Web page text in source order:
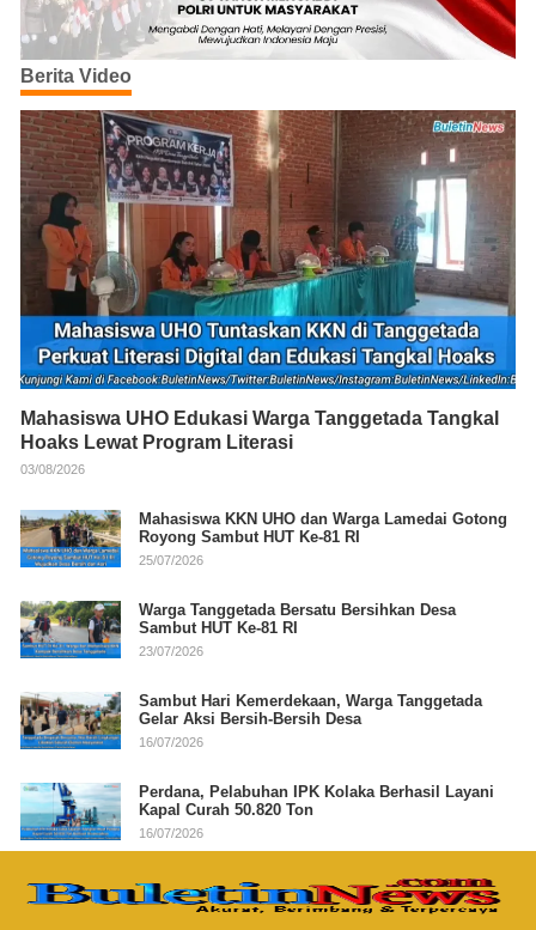
Berita Video
Mahasiswa UHO Edukasi Warga Tanggetada Tangkal
Hoaks Lewat Program Literasi
03/08/2026
Mahasiswa KKN UHO dan Warga Lamedai Gotong
Royong Sambut HUT Ke-81 RI
25/07/2026
Warga Tanggetada Bersatu Bersihkan Desa
Sambut HUT Ke-81 RI
23/07/2026
Sambut Hari Kemerdekaan, Warga Tanggetada
Gelar Aksi Bersih-Bersih Desa
16/07/2026
Perdana, Pelabuhan IPK Kolaka Berhasil Layani
Kapal Curah 50.820 Ton
16/07/2026